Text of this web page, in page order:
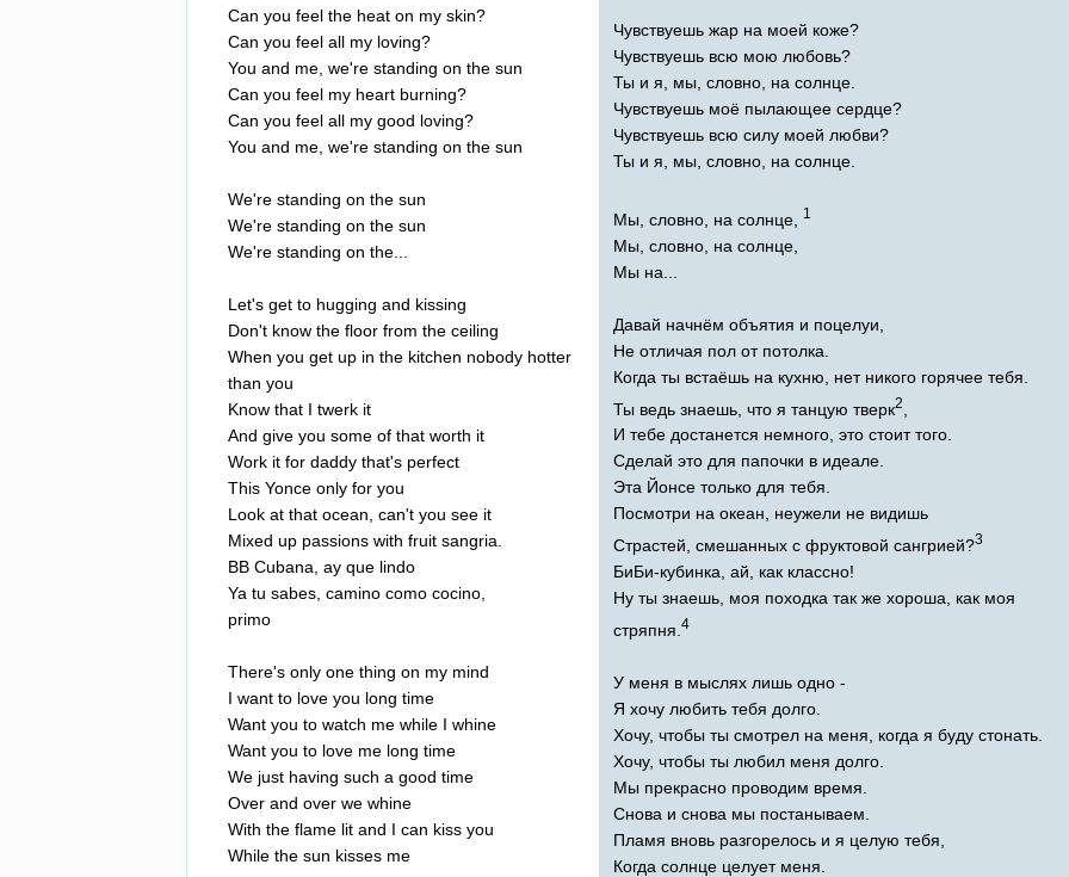
Can you feel the heat on my skin?
Can you feel all my loving?
You and me we're standing on the sun
Can you feel my heart burning?
Can you feel all my good loving?
You and me we're standing on the sun
We're standing on the sun
We're standing on the sun
We're standing on the
Let's get to hugging and kissing
Don't know the floor from the ceiling
When you get up in the kitchen nobody hotter
than you
Know that I twerk it
And give you some of that worth it
Work it for daddy that's perfect
This Yonce only for you
Look at that ocean can't you see it
Mixed up passions with fruit sangria
BB Cubana ay que lindo
Ya tu sabes camino como cocino
primo
There's only one thing on my mind
I want to love you long time
Want you to watch me while I whine
Want you to love me long time
We just having such a good time
Over and over we whine
With the flame lit and I can kiss you
While the sun kisses me
Чувствуешь жар на моей коже?
Чувствуешь всю мою любовь?
Ты и я, мы, словно, на солнце.
Чувствуешь моё пылающее сердце?
Чувствуешь всю силу моей любви?
Ты и я, мы, словно, на солнце.
Мы, словно, на солнце, 1
Мы, словно, на солнце,
Мы на...
Давай начнём объятия и поцелуи,
Не отличая пол от потолка.
Когда ты встаёшь на кухню, нет никого горячее тебя.
Ты ведь знаешь, что я танцую тверк2
И тебе достанется немного, это стоит того.
Сделай это для папочки в идеале.
Эта Йонсе только для тебя.
Посмотри на океан, неужели не видишь
Страстей, смешанных с фруктовой сангрией?3
БиБи-кубинка, ай, как классно!
Ну ты знаешь, моя походка так же хороша, как моя
стряпня. 4
У меня в мыслях лишь одно -
Я хочу любить тебя долго.
Хочу, чтобы ты смотрел на меня, когда я буду стонать.
Хочу, чтобы ты любил меня долго.
Мы прекрасно проводим время.
Снова и снова мы постанываем.
Пламя вновь разгорелось и я целую тебя,
Когда солнце целует меня.